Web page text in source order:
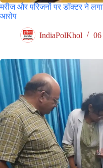
मरीज और परिजनों पर डॉक्टर ने
आरोप
IndiaPolKhol 06